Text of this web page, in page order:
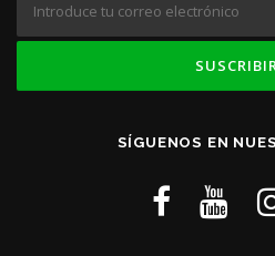
SÍGUENOS EN